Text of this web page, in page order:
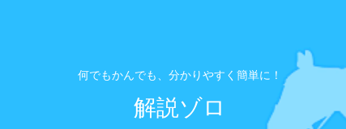
何でもかんでも、分かりやすく簡単に！
解説ゾロ